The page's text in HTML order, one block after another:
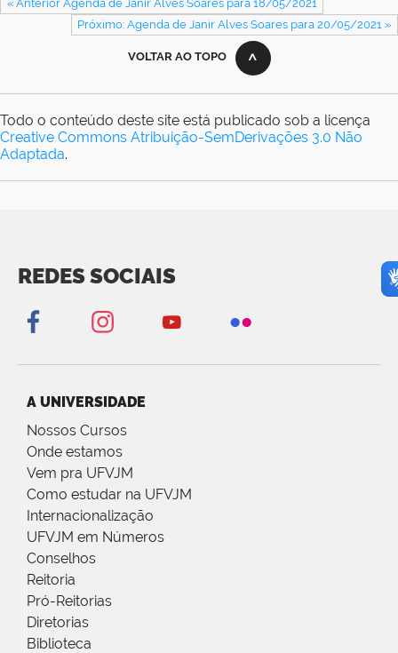
« Anterior Agenda de Janir Alves Soares para 18/05/2021
Próximo: Agenda de Janir Alves Soares para 20/05/2021 »
VOLTAR AO TOPO
Todo o conteúdo deste site está publicado sob a licença
Creative Commons Atribuição-SemDerivações 3.0 Não
Adaptada.
REDES SOCIAIS
A UNIVERSIDADE
Nossos Cursos
Onde estamos
Vem pra UFVJM
Como estudar na UFVJM
Internacionalização
UFVJM em Números
Conselhos
Reitoria
Pró-Reitorias
Diretorias
Biblioteca